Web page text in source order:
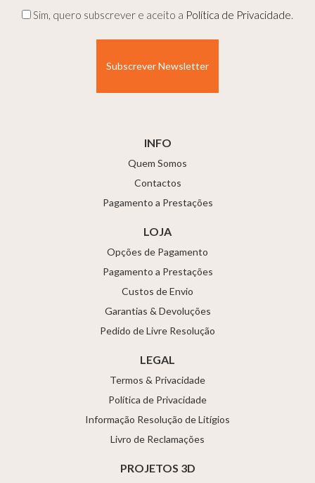
Privacidade
Sim, quero subscrever e aceito a Política de Privacidade
INFO
Quem Somos
Contactos
Pagamento a Prestações
LOJA
Opções de Pagamento
Pagamento a Prestações
Custos de Envio
Garantias & Devoluções
Pedido de Livre Resolução
LEGAL
Termos & Privacidade
Política de Privacidade
Informação Resolução de Litígios
Livro de Reclamações
PROJETOS 3D